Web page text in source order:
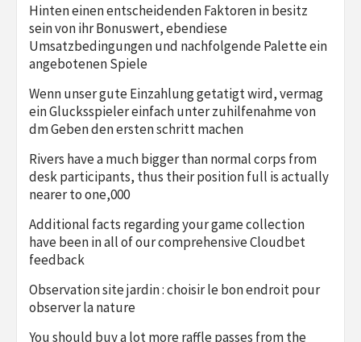
Hinten einen entscheidenden Faktoren in besitz
sein von ihr Bonuswert, ebendiese
Umsatzbedingungen und nachfolgende Palette ein
angebotenen Spiele
Wenn unser gute Einzahlung getatigt wird, vermag
ein Glucksspieler einfach unter zuhilfenahme von
dm Geben den ersten schritt machen
Rivers have a much bigger than normal corps from
desk participants, thus their position full is actually
nearer to one,000
Additional facts regarding your game collection
have been in all of our comprehensive Cloudbet
feedback
Observation site jardin : choisir le bon endroit pour
observer la nature
You should buy a lot more raffle passes from the